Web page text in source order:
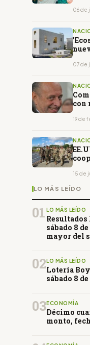
06 de
07 de
con
19 de
15 de
LO MÁS LEÍDO
01 LO MÁS LEÍDO
sábado 8
mayor del
02 LO MÁS LEÍDO
Lotería
sábado 8
03ECONOMÍA
Décimo
monto,